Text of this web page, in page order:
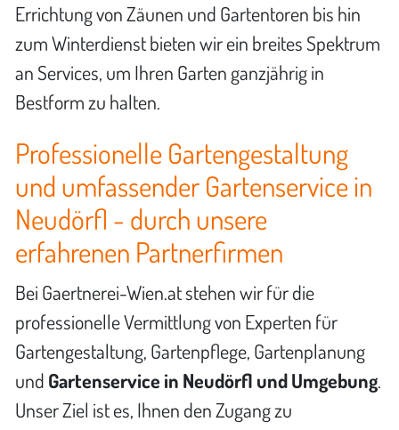
Errichtung von Zäunen und Gartentoren bis hin
zum Winterdienst bieten wir ein breites Spektrum
an Services, um Ihren Garten ganzjährig in
Bestform zu halten.
Professionelle Gartengestaltung
und umfassender Gartenservice in
Neudörfl - durch unsere
erfahrenen Partnerfirmen
Bei Gaertnerei-Wien.at stehen wir für die
professionelle Vermittlung von Experten für
Gartengestaltung, Gartenpflege, Gartenplanung
und Gartenservice in Neudörfl und Umgebung.
Unser Ziel ist es, Ihnen den Zugang zu